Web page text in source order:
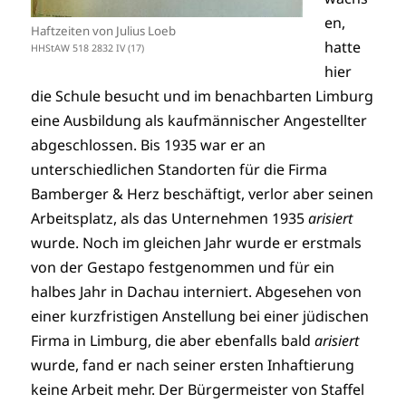
Haftzeiten von Julius Loeb
HHStAW 518 2832 IV (17)
en,
hatte
hier
die Schule besucht und im benachbarten Limburg
eine Ausbildung als kaufmännischer Angestellter
abgeschlossen. Bis 1935 war er an
unterschiedlichen Standorten für die Firma
Bamberger & Herz beschäftigt, verlor aber seinen
Arbeitsplatz, als das Unternehmen 1935arisiert
wurde. Noch im gleichen Jahr wurde er erstmals
von der Gestapo festgenommen und für ein
halbes Jahr in Dachau interniert. Abgesehen von
einer kurzfristigen Anstellung bei einer jüdischen
Firma in Limburg, die aber ebenfalls baldarisiert
wurde, fand er nach seiner ersten Inhaftierung
keine Arbeit mehr. Der Bürgermeister von Staffel